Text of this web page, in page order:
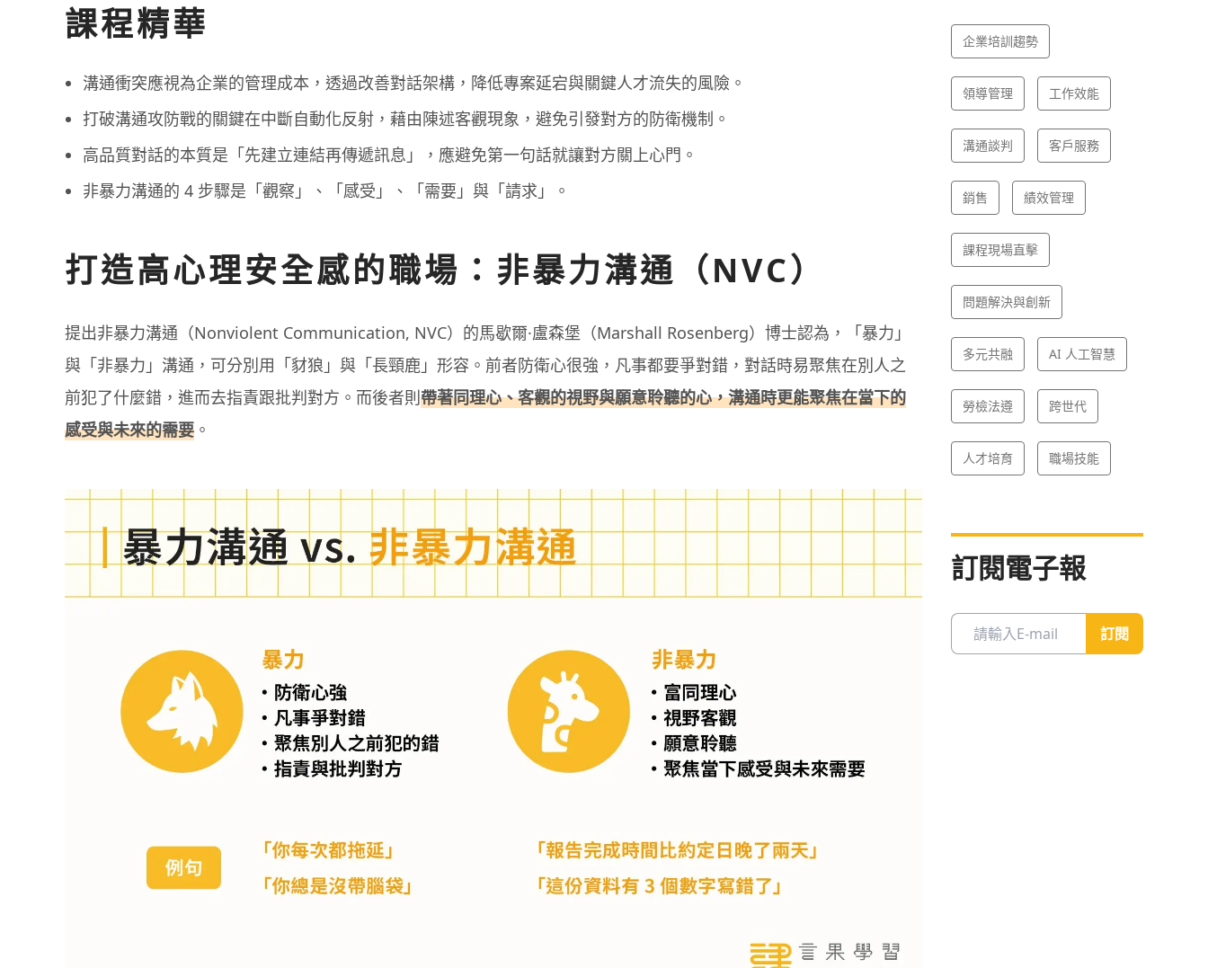
課程精華
溝通衝突應視為企業的管理成本，透過改善對話架構，降低專案延宕與關鍵人才流失的風險。
打破溝通攻防戰的關鍵在中斷自動化反射，藉由陳述客觀現象，避免引發對方的防衛機制。
高品質對話的本質是「先建立連結再傳遞訊息」，應避免第一句話就讓對方關上心門。
非暴力溝通的 4 步驟是「觀察」、「感受」、「需要」與「請求」。
打造高心理安全感的職場：非暴力溝通（NVC）
提出非暴力溝通（Nonviolent Communication, NVC）的馬歇爾·盧森堡（Marshall Rosenberg）博士認為，「暴力」
與「非暴力」溝通，可分別用「豺狼」與「長頸鹿」形容。前者防衛心很強，凡事都要爭對錯，對話時易聚焦在別人之
前犯了什麼錯，進而去指責跟批判對方。而後者則帶著同理心、客觀的視野與願意聆聽的心，溝通時更能聚焦在當下的
感受與未來的需要 。
企業培訓趨勢
領導管理 工作效能
溝通談判 客戶服務
銷售 績效管理
課程現場直擊
問題解決與創新
多元共融 AI 人工智慧
勞檢法遵 跨世代
人才培育 職場技能
訂閱電子報
訂閱